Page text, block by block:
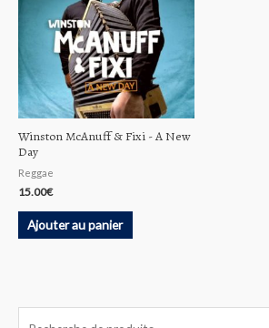
Winston McAnuff & Fixi ‎- A New
Day
Reggae
15.00€
Ajouter au panier